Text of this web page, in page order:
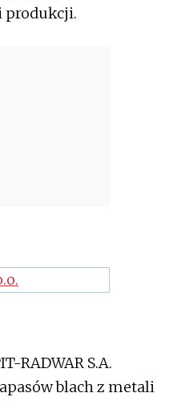
produkcji.
RADWAR S.A.
blach z metali